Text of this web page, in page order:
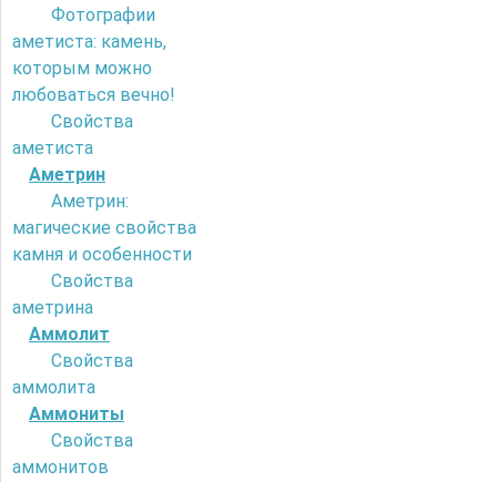
Фотографии
аметиста: камень,
которым можно
любоваться вечно!
Свойства
аметиста
Аметрин
Аметрин:
магические свойства
камня и особенности
Свойства
аметрина
Аммолит
Свойства
аммолита
Аммониты
Свойства
аммонитов